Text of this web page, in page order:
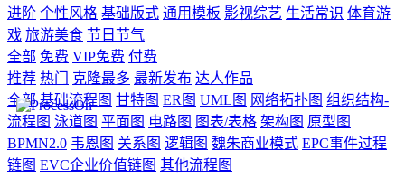
进阶 个性风格 基础版式 通用模板 影视综艺 生活常识 体育游
戏 旅游美食 节日节气
全部 免费 VIP免费 付费
推荐 热门 克隆最多 最新发布 达人作品
全部 基础流程图 甘特图 ER图 UML图 网络拓扑图 组织结构-
流程图 泳道图 平面图 电路图 图表/表格 架构图 原型图
BPMN2.0 韦恩图 关系图 逻辑图 魏朱商业模式 EPC事件过程
链图 EVC企业价值链图 其他流程图